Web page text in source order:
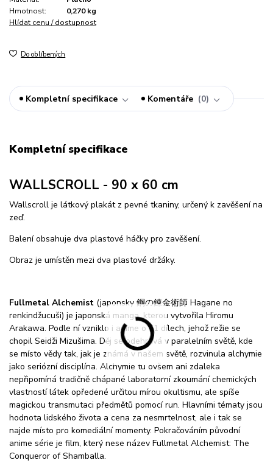
Hmotnost:
0,270 kg
Hlídat cenu / dostupnost
Do oblíbených
Kompletní specifikace Komentáře 0
Kompletní specifikace
WALLSCROLL - 90 x 60 cm
Wallscroll je látkový plakát z pevné tkaniny, určený k zavěšení na
zeď.
Balení obsahuje dva plastové háčky pro zavěšení.
Obraz je umístěn mezi dva plastové držáky.
Fullmetal Alchemist (japonsky 鋼の錬金術師 Hagane no
renkindžucuši) je japonská manga, kterou vytvořila Hiromu
Arakawa. Podle ní vzniklo i anime o 51 dílech, jehož režie se
chopil Seidži Mizušima. Děj se odehrává v paralelním světě, kde
se místo vědy tak, jak je známá v našem světě, rozvinula alchymie
jako seriózní disciplína. Alchymie tu ovšem ani zdaleka
nepřipomíná tradičně chápané laboratorní zkoumání chemických
vlastností látek opředené určitou mírou okultismu, ale spíše
magickou transmutaci předmětů pomocí run. Hlavními tématy jsou
hodnota lidského života a cena za nesmrtelnost, ale i tak se
najde místo pro komediální momenty. Pokračováním původní
anime série je film, který nese název Fullmetal Alchemist: The
Conqueror of Shamballa.